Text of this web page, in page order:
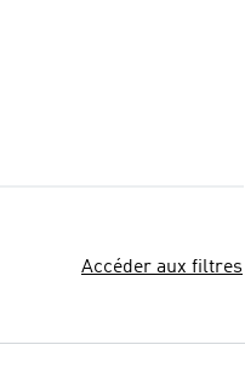
Accéder aux filtres